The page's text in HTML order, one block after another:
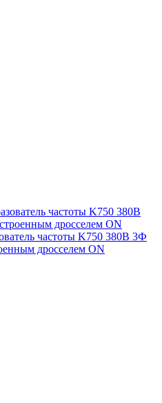
частоты K750 380В 3Ф
дросселем ON